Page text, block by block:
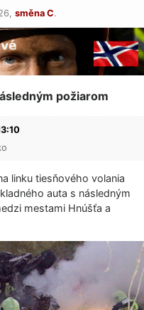
směna C.
požiarom
linku tiesňového volania
auta s následným
mestami Hnúšťa a